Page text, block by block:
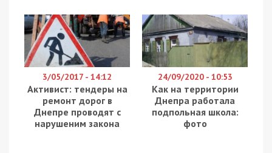
более чем критическая. В первом корпусе дома
отсутствует отвод канализации. Сток
канализационных вод спускается прямо в
подвал. В фекальной среде трубы попросту
сломались. Дом дает усадку, также проседает и
земля возле него. Из-за этого появляются
трещины в панелях дома, в квартирах
отваливается плитка, а вокруг здания трескается
асфальт.